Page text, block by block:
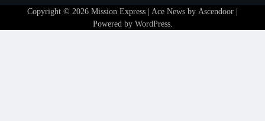
Copyright © 2026 Mission Express | Ace News by Ascendoor
Powered by WordPress.